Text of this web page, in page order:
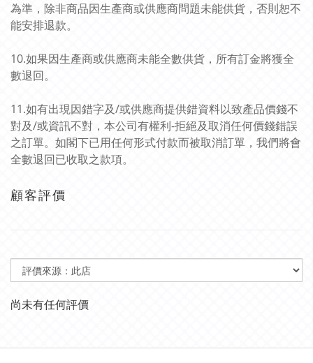
為準，除非商品因生產商或供應商問題未能供貨，否則恕不
能安排退款。
10.如果因生產商或供應商未能全數供貨，所有訂金將獲全
數退回。
11.如有出現因錯字及/或供應商提供錯資料以致產品價錢不
對及/或資訊不對，本公司有權利-拒絕及取消任何價錢錯誤
之訂單。如閣下已用任何形式付款而被取消訂單，我們將會
全數退回已收取之款項。
顧客評價
尚未有任何評價